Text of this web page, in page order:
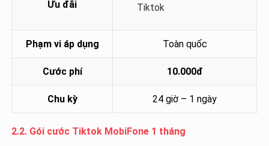
Ưu đãi
Tiktok
Phạm vi áp dụng Toàn quốc
Cước phí 10.000đ
Chu kỳ 24 giờ – 1 ngày
2.2. Gói cước Tiktok MobiFone 1 tháng